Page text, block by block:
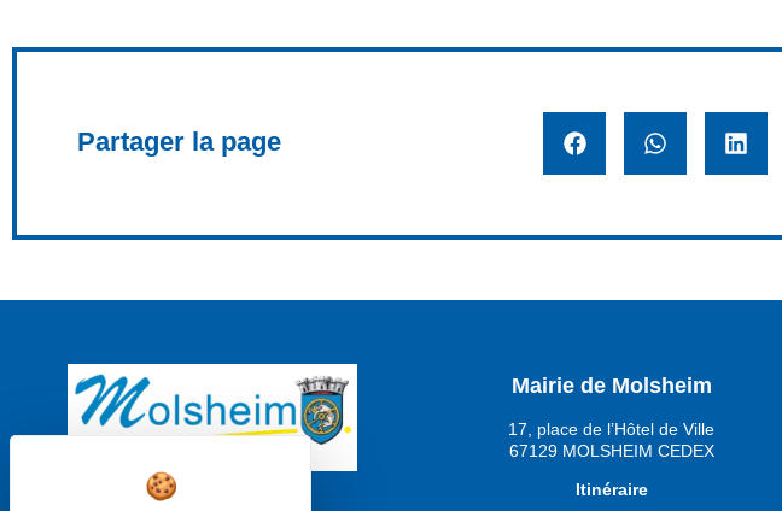
Partager la page
Mairie de Molsheim
17, place de l’Hôtel de Ville
67129 MOLSHEIM CEDEX
Itinéraire